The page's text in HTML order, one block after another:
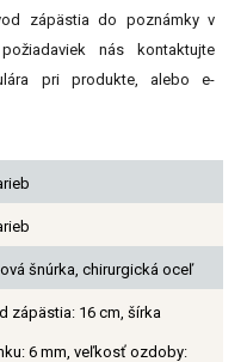
zápästia do poznámky v
nás kontaktujte
pri produkte, alebo e-
šnúrka, chirurgická oceľ
zápästia: 16 cm, šírka
6 mm, veľkosť ozdoby: